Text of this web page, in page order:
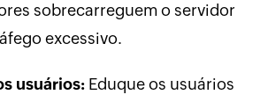
sobrecarreguem o servidor
excessivo.
usuários:Eduque os usuários